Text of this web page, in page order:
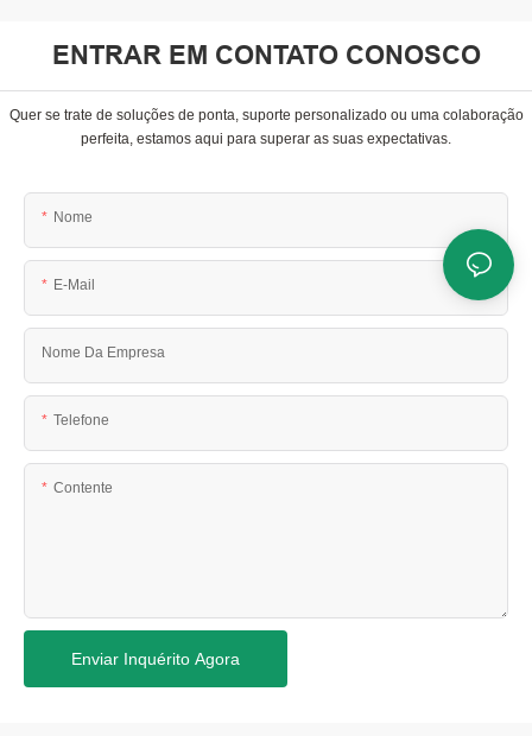
ENTRAR EM CONTATO CONOSCO
Quer se trate de soluções de ponta, suporte personalizado ou uma colaboração
perfeita, estamos aqui para superar as suas expectativas.
Nome
E-Mail
Nome Da Empresa
Telefone
Contente
Enviar Inquérito Agora